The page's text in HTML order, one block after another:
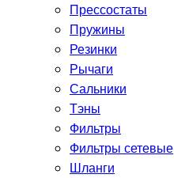
Прессостаты
Пружины
Резинки
Рычаги
Сальники
Тэны
Фильтры
Фильтры сетевые
Шланги